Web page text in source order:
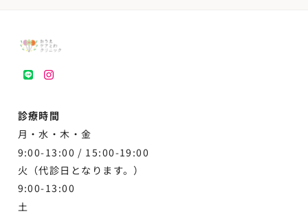
LINEinstagram
診療時間
月・水・木・金
9:00-13:00 / 15:00-19:00
火（代診日となります。）
9:00-13:00
土